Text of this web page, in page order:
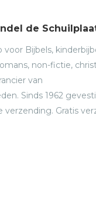
de
Bijbels,
non-fictie,
van
Sinds 1962
verzending. Gratis